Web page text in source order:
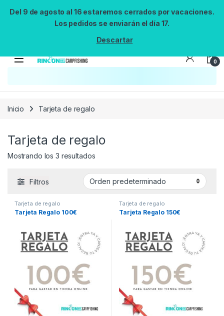
Del 9 de agosto al 16 estaremos cerrados por vacaciones.
Los pedidos se enviarán el día 17.
Descartar
0
Inicio Tarjeta de regalo
Tarjeta de regalo
Mostrando los 3 resultados
Filtros
Tarjeta de regalo
Tarjeta Regalo 100€
Tarjeta de regalo
Tarjeta Regalo 150€